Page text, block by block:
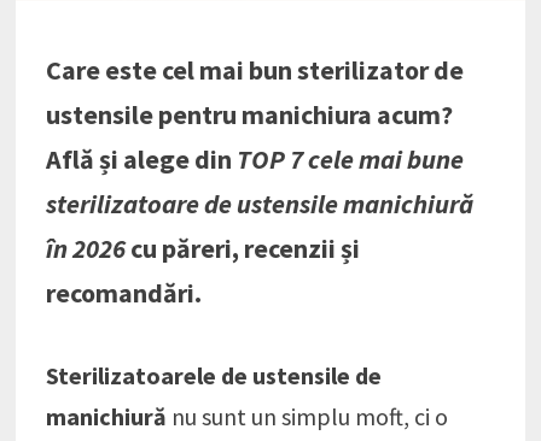
Care este cel mai bun sterilizator de
ustensile pentru manichiura acum?
Află și alege din TOP 7 cele mai bune
sterilizatoare de ustensile manichiură
în 2026cu păreri, recenzii și
recomandări.
Sterilizatoarele de ustensile de
manichiură nu sunt un simplu moft, ci o